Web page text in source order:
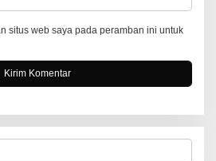
situs web saya pada peramban ini untuk